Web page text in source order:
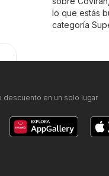
lo que estás
categoría
en un solo lugar